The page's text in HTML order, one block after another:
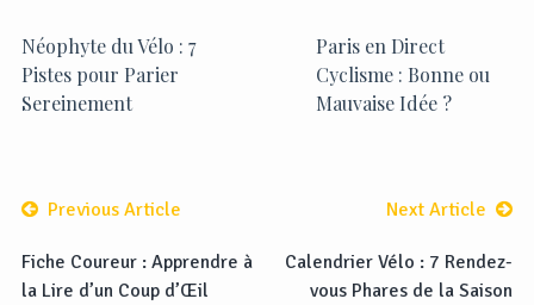
Néophyte du Vélo : 7
Pistes pour Parier
Sereinement
Paris en Direct
Cyclisme : Bonne ou
Mauvaise Idée ?
Previous Article
Fiche Coureur : Apprendre à
la Lire d’un Coup d’Œil
Next Article
Calendrier Vélo : 7 Rendez-
vous Phares de la Saison